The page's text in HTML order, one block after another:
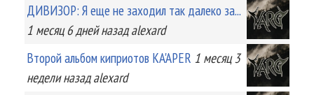
ДИВИЗОР: Я еще не заходил так далеко за...
1 месяц 6 днейназад alexard
Второй альбом киприотов KA'APER 1 месяц 3
неделиназад alexard